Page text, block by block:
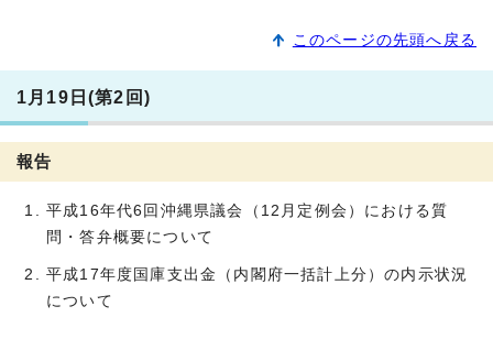
このページの先頭へ戻る
1月19日(第2回)
報告
平成16年代6回沖縄県議会（12月定例会）における質
問・答弁概要について
平成17年度国庫支出金（内閣府一括計上分）の内示状況
について